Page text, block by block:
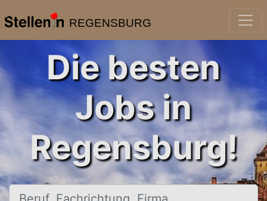
REGENSBURG
Die besten
Jobs in
Regensburg!
Beruf, Fachrichtung, Firma